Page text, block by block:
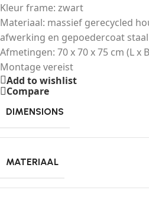
Kleur frame: zwart
Materiaal: massief gerecycled
afwerking en gepoedercoat staal
Afmetingen: 70 x 70 x 75 cm (L x
Montage vereist
Add to wishlist
Compare
DIMENSIONS
MATERIAAL